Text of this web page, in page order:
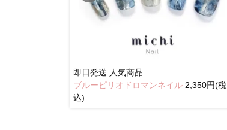
即日発送 人気商品
ブルーピリオドロマンネイル 2,350円(税
込)